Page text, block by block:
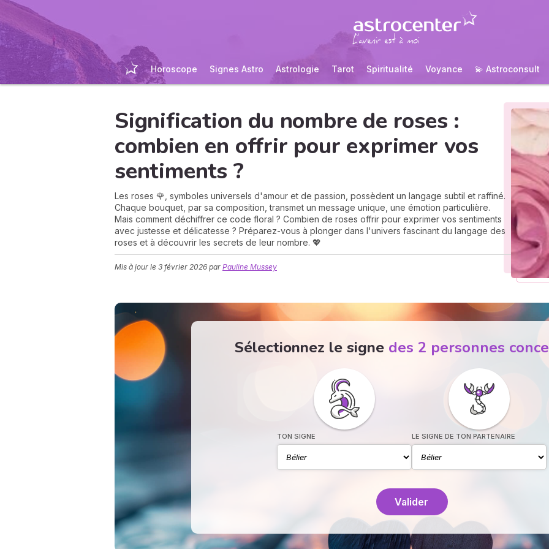
Horoscope Signes Astro Astrologie Tarot Spiritualité Voyance 💫 Astroconsult
Signification du nombre de roses :
combien en offrir pour exprimer vos
sentiments ?
Les roses 🌹, symboles universels d'amour et de passion, possèdent un langage subtil et raffiné.
Chaque bouquet, par sa composition, transmet un message unique, une émotion particulière.
Mais comment déchiffrer ce code floral ? Combien de roses offrir pour exprimer vos sentiments
avec justesse et délicatesse ? Préparez-vous à plonger dans l'univers fascinant du langage des
roses et à découvrir les secrets de leur nombre. 💖
Mis à jour le 3 février 2026 par Pauline Mussey
Sélectionnez le signe des 2 personnes
TON SIGNE LE SIGNE DE TON PARTENAIRE
Valider